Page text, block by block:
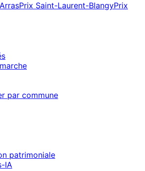
ArrasPrix Saint-Laurent-BlangyPrix
par commune
patrimoniale
IA